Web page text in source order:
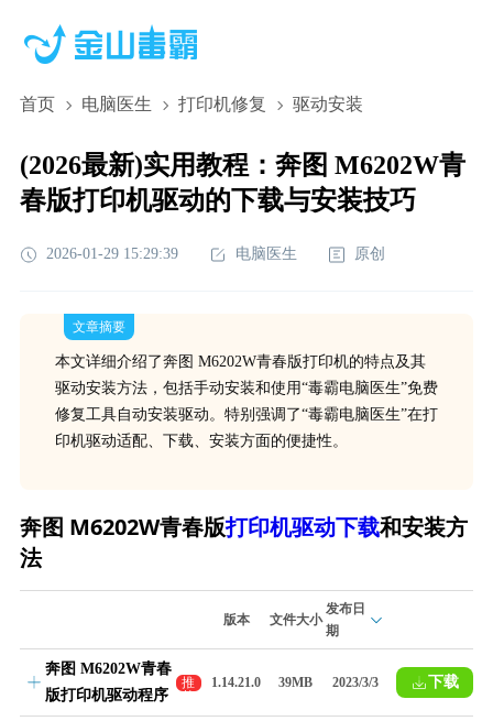
首页 电脑医生 打印机修复 驱动安装
(2026最新)实用教程：奔图 M6202W青
春版打印机驱动的下载与安装技巧
2026-01-29 15:29:39 电脑医生 原创
文章摘要
本文详细介绍了奔图 M6202W青春版打印机的特点及其
驱动安装方法，包括手动安装和使用“毒霸电脑医生”免费
修复工具自动安装驱动。特别强调了“毒霸电脑医生”在打
印机驱动适配、下载、安装方面的便捷性。
奔图 M6202W青春版打印机驱动下载和安装方
法
版本 文件大小
发布日
期
奔图 M6202W青春
版打印机驱动程序
推
荐
1.14.21.0 39MB 2023/3/3 下载